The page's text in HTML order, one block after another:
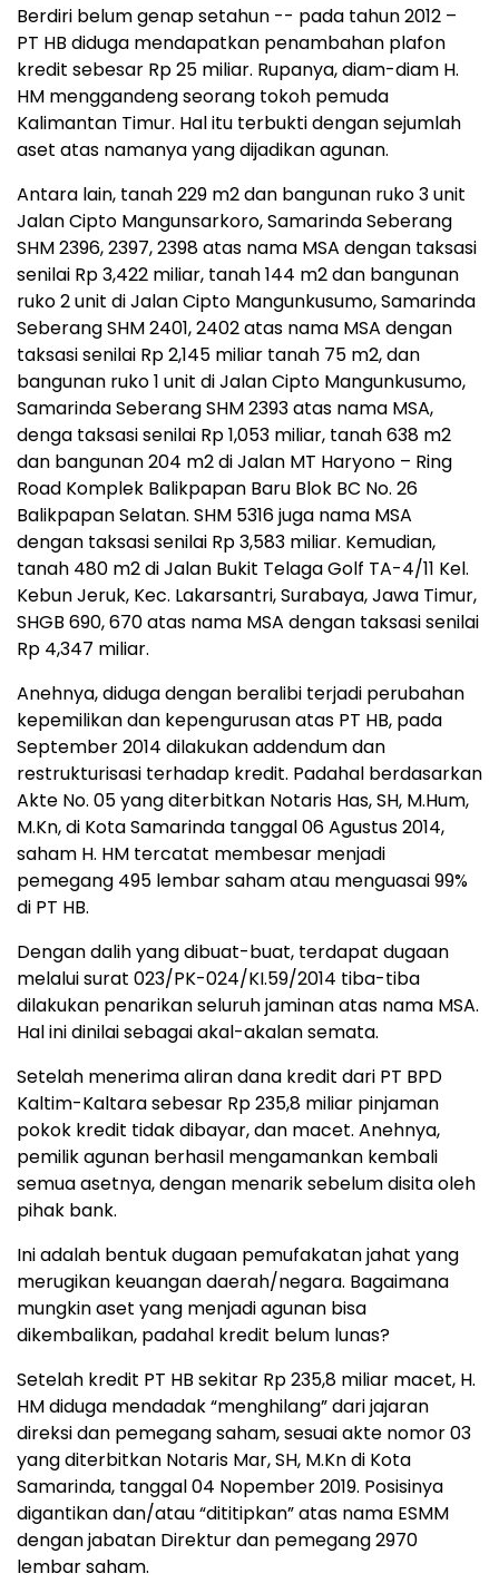
Berdiri belum genap setahun -- pada tahun 2012 –
PT HB diduga mendapatkan penambahan plafon
kredit sebesar Rp 25 miliar. Rupanya, diam-diam H.
HM menggandeng seorang tokoh pemuda
Kalimantan Timur. Hal itu terbukti dengan sejumlah
aset atas namanya yang dijadikan agunan.
Antara lain, tanah 229 m2 dan bangunan ruko 3 unit
Jalan Cipto Mangunsarkoro, Samarinda Seberang
SHM 2396, 2397, 2398 atas nama MSA dengan taksasi
senilai Rp 3,422 miliar, tanah 144 m2 dan bangunan
ruko 2 unit di Jalan Cipto Mangunkusumo, Samarinda
Seberang SHM 2401, 2402 atas nama MSA dengan
taksasi senilai Rp 2,145 miliar tanah 75 m2, dan
bangunan ruko 1 unit di Jalan Cipto Mangunkusumo,
Samarinda Seberang SHM 2393 atas nama MSA,
denga taksasi senilai Rp 1,053 miliar, tanah 638 m2
dan bangunan 204 m2 di Jalan MT Haryono – Ring
Road Komplek Balikpapan Baru Blok BC No. 26
Balikpapan Selatan. SHM 5316 juga nama MSA
dengan taksasi senilai Rp 3,583 miliar. Kemudian,
tanah 480 m2 di Jalan Bukit Telaga Golf TA-4/11 Kel.
Kebun Jeruk, Kec. Lakarsantri, Surabaya, Jawa Timur,
SHGB 690, 670 atas nama MSA dengan taksasi senilai
Rp 4,347 miliar.
Anehnya, diduga dengan beralibi terjadi perubahan
kepemilikan dan kepengurusan atas PT HB, pada
September 2014 dilakukan addendum dan
restrukturisasi terhadap kredit. Padahal berdasarkan
Akte No. 05 yang diterbitkan Notaris Has, SH, M.Hum,
M.Kn, di Kota Samarinda tanggal 06 Agustus 2014,
saham H. HM tercatat membesar menjadi
pemegang 495 lembar saham atau menguasai 99%
di PT HB.
Dengan dalih yang dibuat-buat, terdapat dugaan
melalui surat 023/PK-024/KI.59/2014 tiba-tiba
dilakukan penarikan seluruh jaminan atas nama MSA.
Hal ini dinilai sebagai akal-akalan semata.
Setelah menerima aliran dana kredit dari PT BPD
Kaltim-Kaltara sebesar Rp 235,8 miliar pinjaman
pokok kredit tidak dibayar, dan macet. Anehnya,
pemilik agunan berhasil mengamankan kembali
semua asetnya, dengan menarik sebelum disita oleh
pihak bank.
Ini adalah bentuk dugaan pemufakatan jahat yang
merugikan keuangan daerah/negara. Bagaimana
mungkin aset yang menjadi agunan bisa
dikembalikan, padahal kredit belum lunas?
Setelah kredit PT HB sekitar Rp 235,8 miliar macet, H.
HM diduga mendadak “menghilang” dari jajaran
direksi dan pemegang saham, sesuai akte nomor 03
yang diterbitkan Notaris Mar, SH, M.Kn di Kota
Samarinda, tanggal 04 Nopember 2019. Posisinya
digantikan dan/atau “dititipkan” atas nama ESMM
dengan jabatan Direktur dan pemegang 2970
lembar saham.